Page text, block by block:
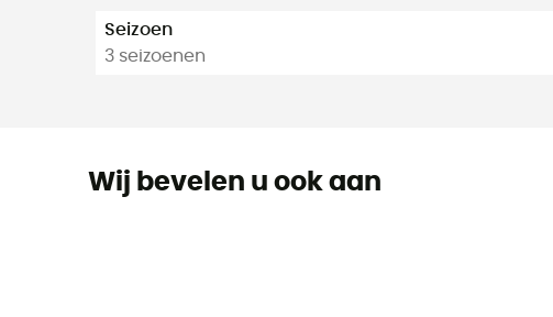
Seizoen
3 seizoenen
Wij bevelen u ook aan